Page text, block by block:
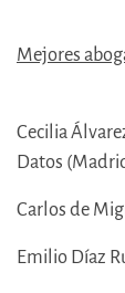
Mejores
Cecilia
Datos
Carlos de
Emilio Díaz